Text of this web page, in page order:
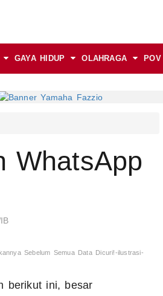
GAYA HIDUP OLAHRAGA POV
WhatsApp
Sebelum Semua Data Dicuri!-ilustrasi-
berikut ini, besar